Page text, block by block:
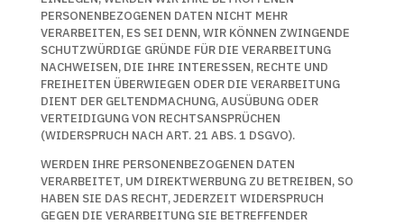
PERSONENBEZOGENEN DATEN NICHT MEHR
VERARBEITEN, ES SEI DENN, WIR KÖNNEN ZWINGENDE
SCHUTZWÜRDIGE GRÜNDE FÜR DIE VERARBEITUNG
NACHWEISEN, DIE IHRE INTERESSEN, RECHTE UND
FREIHEITEN ÜBERWIEGEN ODER DIE VERARBEITUNG
DIENT DER GELTENDMACHUNG, AUSÜBUNG ODER
VERTEIDIGUNG VON RECHTSANSPRÜCHEN
(WIDERSPRUCH NACH ART. 21 ABS. 1 DSGVO).
WERDEN IHRE PERSONENBEZOGENEN DATEN
VERARBEITET, UM DIREKTWERBUNG ZU BETREIBEN, SO
HABEN SIE DAS RECHT, JEDERZEIT WIDERSPRUCH
GEGEN DIE VERARBEITUNG SIE BETREFFENDER